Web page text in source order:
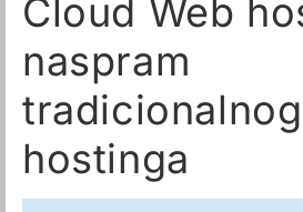
Cloud Web
naspram
hostinga